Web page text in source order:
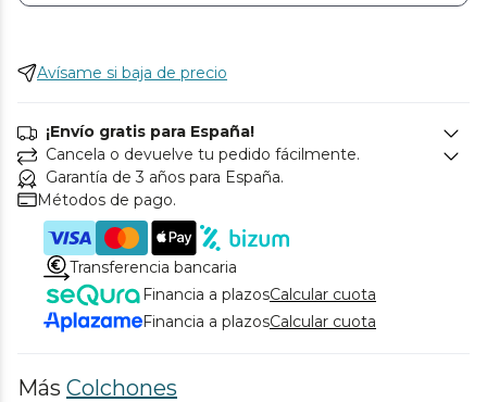
Avísame si baja de precio
¡Envío gratis para España!
Cancela o devuelve tu pedido fácilmente.
Garantía de 3 años para España.
Métodos de pago.
Transferencia bancaria
Financia a plazosCalcular cuota
Financia a plazosCalcular cuota
Más Colchones